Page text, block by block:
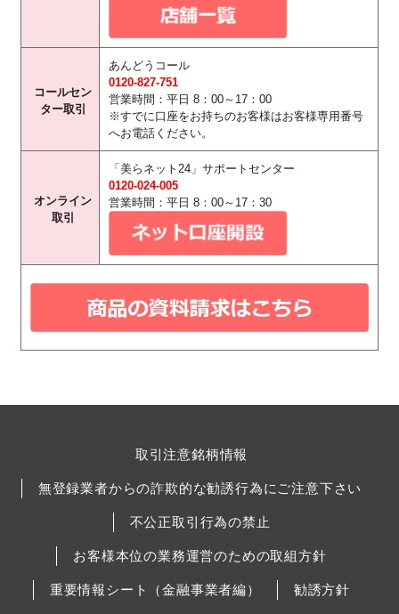
コールセン
ター取引
あんどうコール
0120-827-751
営業時間：平日 8：00～17：00
※すでに口座をお持ちのお客様はお客様専用番号
へお電話ください。
オンライン
取引
「美らネット24」サポートセンター
0120-024-005
営業時間：平日 8：00～17：30
取引注意銘柄情報
無登録業者からの詐欺的な勧誘行為にご注意下さい
不公正取引行為の禁止
お客様本位の業務運営のための取組方針
重要情報シート（金融事業者編） 勧誘方針